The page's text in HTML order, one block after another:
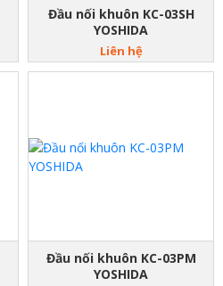
Đầu nối khuôn KC-03SH
YOSHIDA
Liên hệ
Đầu nối khuôn KC-03PM
YOSHIDA